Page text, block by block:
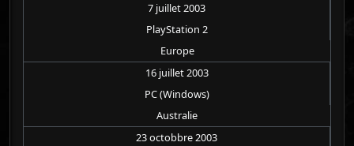
7 juillet 2003
PlayStation 2
Europe
16 juillet 2003
PC (Windows)
Australie
23 octobbre 2003